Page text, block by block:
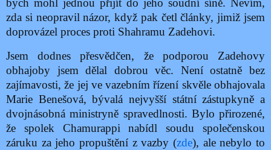
bych mohl jednou přijít do jeho soudní síně. Nevím,
zda si neopravil názor, když pak četl články, jimiž jsem
doprovázel proces proti Shahramu Zadehovi.
Jsem dodnes přesvědčen, že podporou Zadehovy
obhajoby jsem dělal dobrou věc. Není ostatně bez
zajímavosti, že jej ve vazebním řízení skvěle obhajovala
Marie Benešová, bývalá nejvyšší státní zástupkyně a
dvojnásobná ministryně spravedlnosti. Bylo přirozené,
že spolek Chamurappi nabídl soudu společenskou
záruku za jeho propuštění z vazby (zde), ale nebylo to